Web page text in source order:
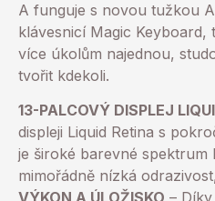
A funguje s novou tužkou
klávesnicí Magic Keyboard,
více úkolům najednou,
tvořit kdekoli.
13-PALCOVÝ DISPLEJ
displeji Liquid Retina s
je široké barevné spektrum
mimořádně nízká